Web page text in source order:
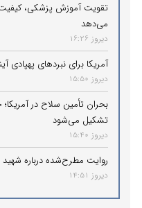
تقویت آموزش پزشکی،
می‌دهد
دیروز 16:26
آمریکا برای نبردهای پهپادی
دیروز 15:50
بحران تأمین سلاح در
تشکیل می‌شود
دیروز 15:40
روایت مطرح‌شده درباره
دیروز 14:51